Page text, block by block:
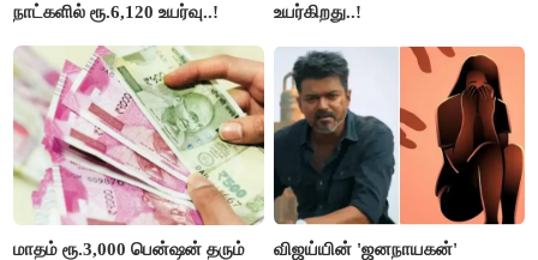
நாட்களில் ரூ.6,120 உயர்வு..!
உயர்கிறது..!
மாதம் ரூ.3,000 பென்ஷன் தரும்
விஜய்யின் 'ஜனநாயகன்'